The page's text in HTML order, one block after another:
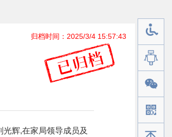
归档时间：2025/3/4 15:57:43
辉,在家局领导成员及 手机版